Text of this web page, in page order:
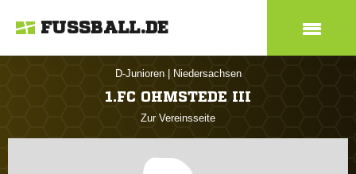
FUSSBALL.DE
D-Junioren Niedersachsen
1.FC OHMSTEDE III
Zur Vereinsseite